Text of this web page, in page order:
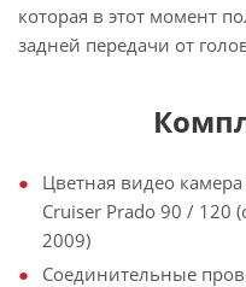
которая в этот момент
задней передачи от
Цветная видео
Cruiser Prado 90 / 120
2009)
Соединительные